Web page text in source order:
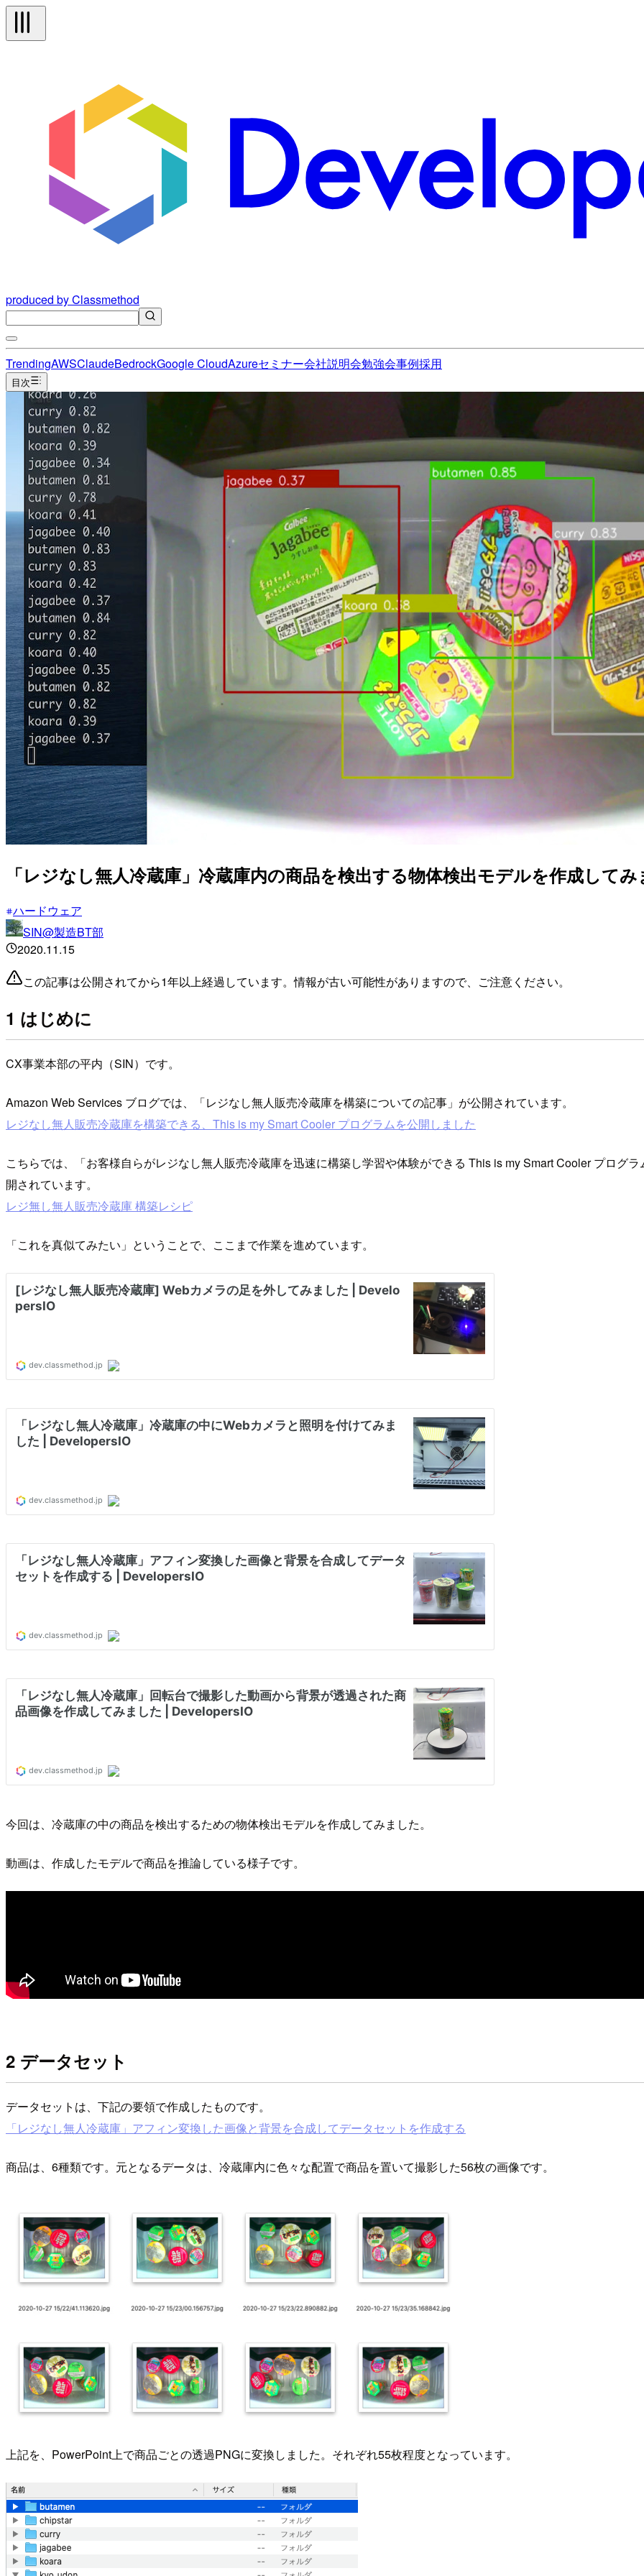
produced by Classmethod
TrendingAWSClaudeBedrockGoogle CloudAzureセミナー会社説明会勉強会事例採用
目次
「レジなし無人冷蔵庫」冷蔵庫内の商品を検出する物体検出モデルを作成して
ハードウェア
SIN@製造BT部
2020.11.15
この記事は公開されてから1年以上経過しています。情報が古い可能性がありますので、ご注意ください。
1 はじめに
CX事業本部の平内（SIN）です。
Amazon Web Services ブログでは、「レジなし無人販売冷蔵庫を構築についての記事」が公開されています。
レジなし無人販売冷蔵庫を構築できる、This is my Smart Cooler プログラムを公開しました
こちらでは、「お客様自らがレジなし無人販売冷蔵庫を迅速に構築し学習や体験ができる This is my Smart Cooler プログ
開されています。
レジ無し無人販売冷蔵庫 構築レシピ
「これを真似てみたい」ということで、ここまで作業を進めています。
今回は、冷蔵庫の中の商品を検出するための物体検出モデルを作成してみました。
動画は、作成したモデルで商品を推論している様子です。
2 データセット
データセットは、下記の要領で作成したものです。
「レジなし無人冷蔵庫」アフィン変換した画像と背景を合成してデータセットを作成する
商品は、6種類です。元となるデータは、冷蔵庫内に色々な配置で商品を置いて撮影した56枚の画像です。
上記を、PowerPoint上で商品ごとの透過PNGに変換しました。それぞれ55枚程度となっています。